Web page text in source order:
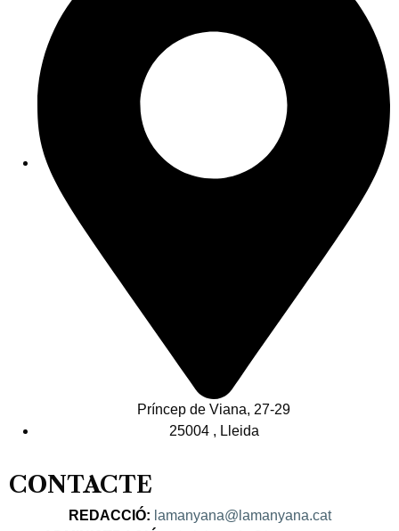
Príncep de Viana, 27-29
25004 , Lleida
CONTACTE
REDACCIÓ: lamanyana@lamanyana.cat